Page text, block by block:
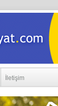
İletişim